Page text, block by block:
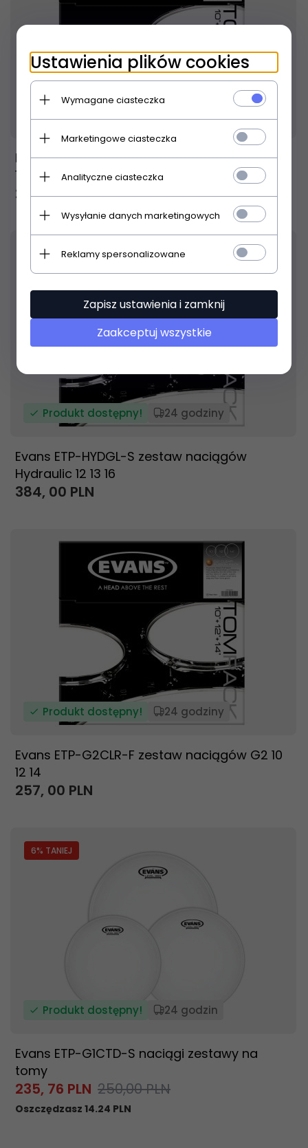
Evans ETP-G2CTD-F zestaw naciągów G2 10
12 14
259,00PLN
Produkt dostępny! 24 godziny
Evans ETP-HYDGL-S zestaw naciągów
Hydraulic 12 13 16
384, 00 PLN
Produkt dostępny! 24 godziny
Evans ETP-G2CLR-F zestaw naciągów G2 10
12 14
257, 00 PLN
6% TANIEJ
Produkt dostępny! 24 godzin
Evans ETP-G1CTD-S naciągi zestawy na
tomy
235, 76 PLN 250,00 PLN
Oszczędzasz 14.24 PLN
Ustawienia plików cookies
Wymagane ciasteczka
Marketingowe ciasteczka
Analityczne ciasteczka
Wysyłanie danych marketingowych
Reklamy spersonalizowane
Zapisz ustawienia i zamknij
Zaakceptuj wszystkie